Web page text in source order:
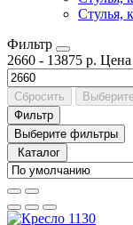
Стулья,
Фильтр
2660 - 13875 р. Цена
Сбросить
Фильтр
Выберите фильтры
Каталог